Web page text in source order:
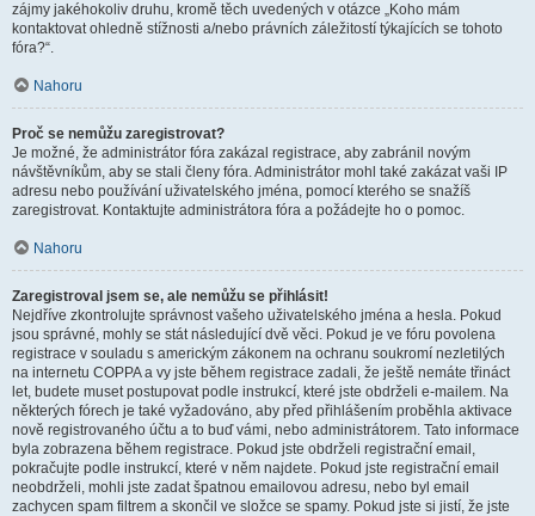
zájmy jakéhokoliv druhu, kromě těch uvedených v otázce „Koho mám
kontaktovat ohledně stížnosti a/nebo právních záležitostí týkajících se tohoto
fóra?“.
Nahoru
Proč se nemůžu zaregistrovat?
Je možné, že administrátor fóra zakázal registrace, aby zabránil novým
návštěvníkům, aby se stali členy fóra. Administrátor mohl také zakázat vaši IP
adresu nebo používání uživatelského jména, pomocí kterého se snažíš
zaregistrovat. Kontaktujte administrátora fóra a požádejte ho o pomoc.
Nahoru
Zaregistroval jsem se, ale nemůžu se přihlásit!
Nejdříve zkontrolujte správnost vašeho uživatelského jména a hesla. Pokud
jsou správné, mohly se stát následující dvě věci. Pokud je ve fóru povolena
registrace v souladu s americkým zákonem na ochranu soukromí nezletilých
na internetu COPPA a vy jste během registrace zadali, že ještě nemáte třináct
let, budete muset postupovat podle instrukcí, které jste obdrželi e-mailem. Na
některých fórech je také vyžadováno, aby před přihlášením proběhla aktivace
nově registrovaného účtu a to buď vámi, nebo administrátorem. Tato informace
byla zobrazena během registrace. Pokud jste obdrželi registrační email,
pokračujte podle instrukcí, které v něm najdete. Pokud jste registrační email
neobdrželi, mohli jste zadat špatnou emailovou adresu, nebo byl email
zachycen spam filtrem a skončil ve složce se spamy. Pokud jste si jistí, že jste